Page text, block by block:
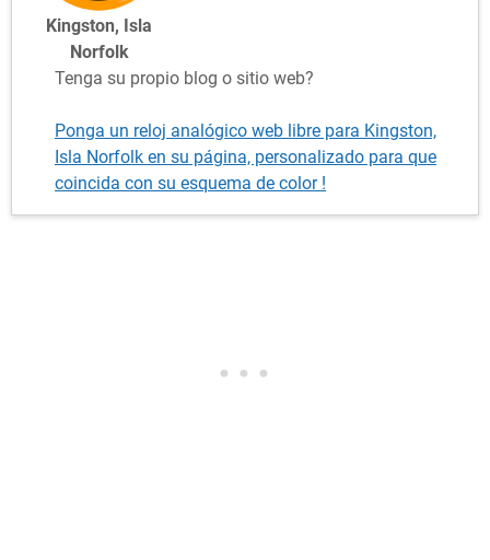
Kingston, Isla
Norfolk
Tenga su propio blog o sitio web?
Ponga un reloj analógico web libre para Kingston,
Isla Norfolk en su página, personalizado para que
coincida con su esquema de color !